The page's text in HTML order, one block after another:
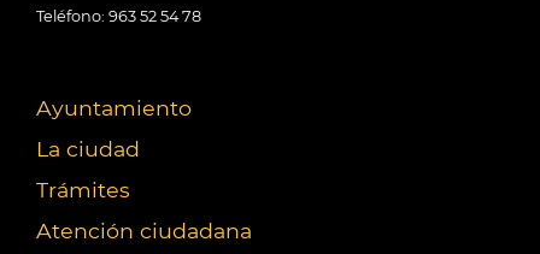
Teléfono: 963 52 54 78
Ayuntamiento
La ciudad
Trámites
Atención ciudadana